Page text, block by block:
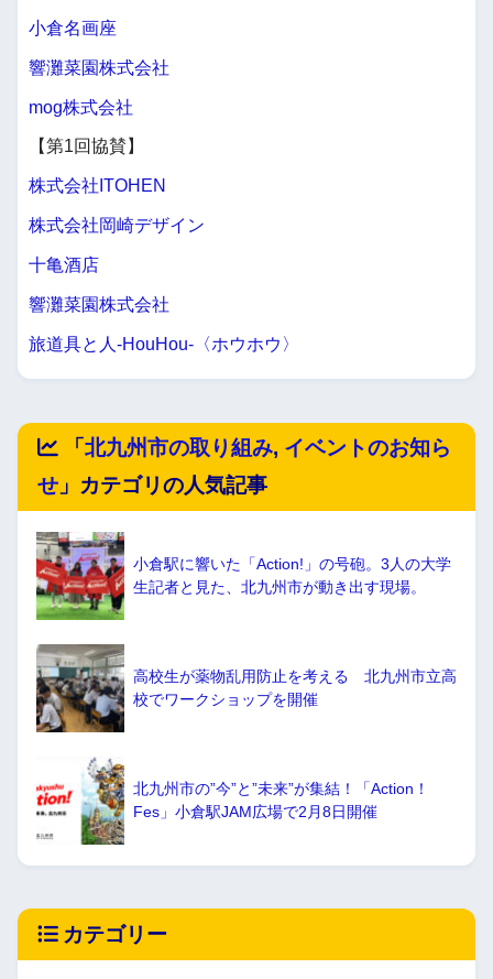
小倉名画座
響灘菜園株式会社
mog株式会社
【第1回協賛】
株式会社ITOHEN
株式会社岡崎デザイン
十亀酒店
響灘菜園株式会社
旅道具と人-HouHou-〈ホウホウ〉
「北九州市の取り組み, イベントのお知ら
せ 」カテゴリの人気記事
小倉駅に響いた「Action!」の号砲。3人の大学
生記者と見た、北九州市が動き出す現場。
高校生が薬物乱用防止を考える 北九州市立高
校でワークショップを開催
北九州市の”今”と”未来”が集結！「Action！
Fes」小倉駅JAM広場で2月8日開催
カテゴリー